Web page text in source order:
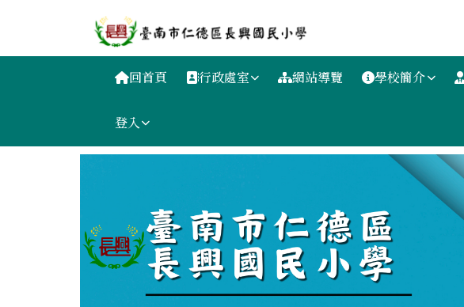
臺南市長興國小網站
回首頁 行政處室 網站導覽 學校簡介
登入